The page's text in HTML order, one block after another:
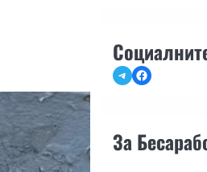
TelegramFacebook
За